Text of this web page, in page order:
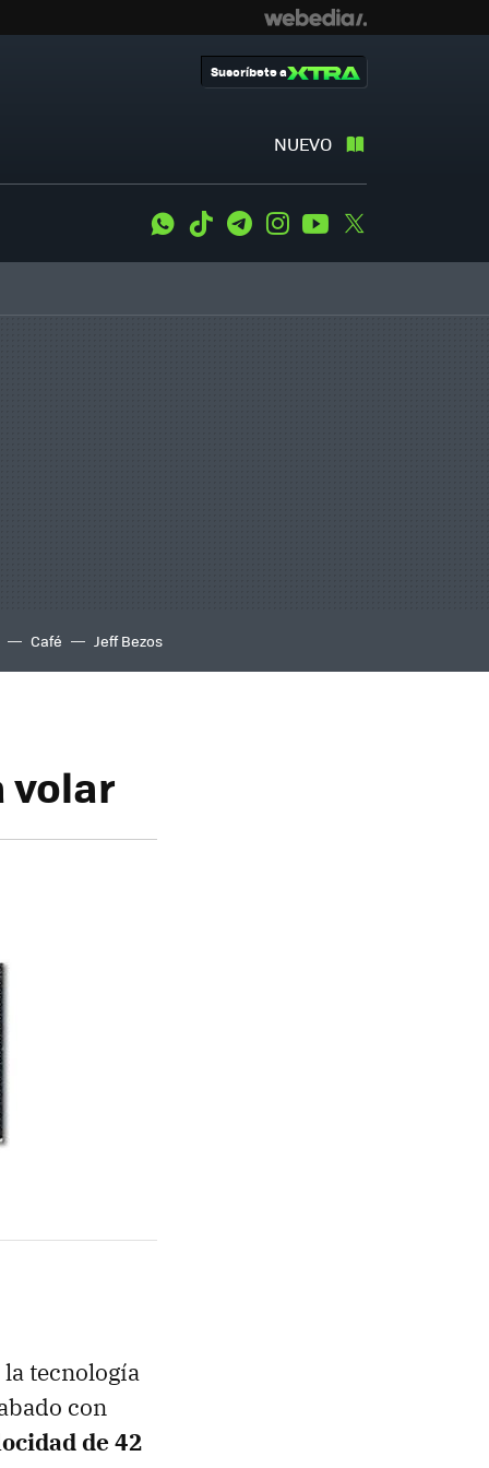
NUEVO
Suscríbete a
WhatsApp
Tiktok TelegramInstagramYoutube
Café Jeff Bezos
volar
tecnología
con
de 42